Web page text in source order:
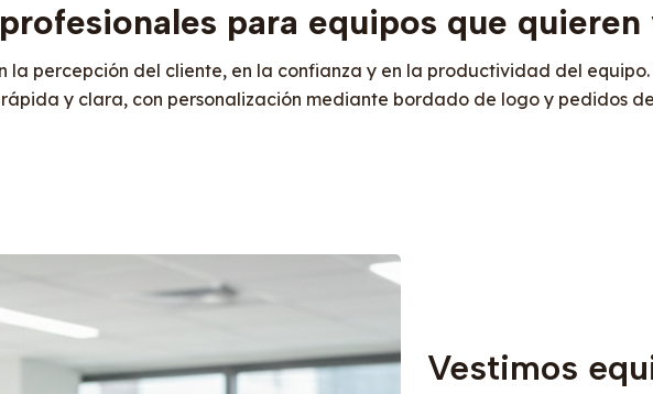
para equipos que
la percepción del cliente, en la confianza y en la productividad del
rápida y clara, con personalización mediante bordado de logo y pedidos
Vestimos